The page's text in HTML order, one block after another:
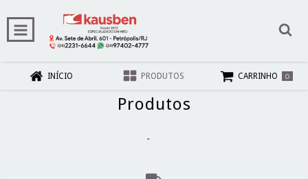
INÍCIO PRODUTOS CARRINHO 0
Produtos
-